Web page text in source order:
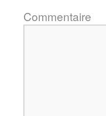
Commentaire